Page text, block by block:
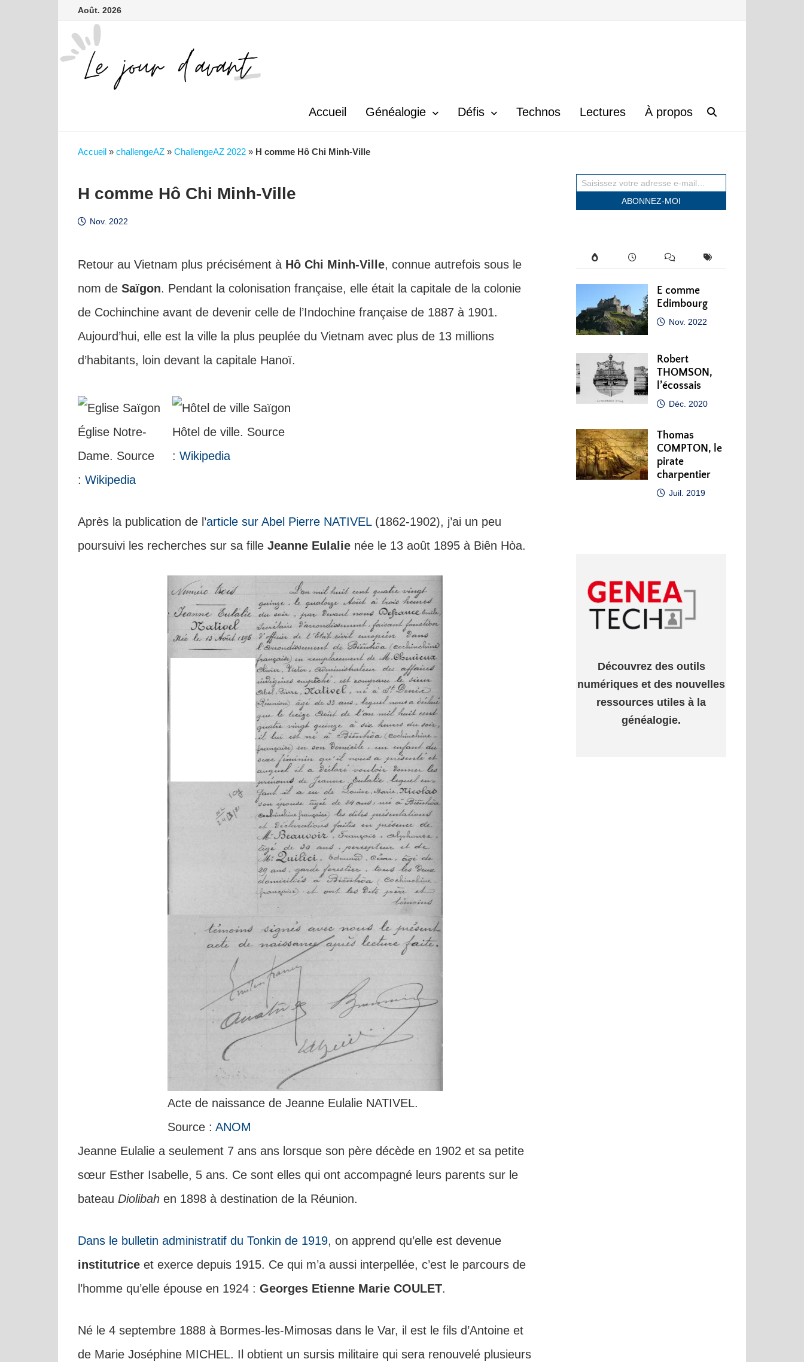
Passer
contenu
Août. 2026
Accueil Généalogie Défis Technos Lectures À propos
Accueil» challengeAZ» ChallengeAZ 2022» H comme Hô Chi Minh-Ville
H comme Hô Chi Minh-Ville
Nov. 2022
Retour au Vietnam plus précisément à Hô Chi Minh-Ville, connue autrefois sous le
nom de Saïgon. Pendant la colonisation française, elle était la capitale de la colonie
de Cochinchine avant de devenir celle de l’Indochine française de 1887 à 1901.
Aujourd’hui, elle est la ville la plus peuplée du Vietnam avec plus de 13 millions
d’habitants, loin devant la capitale Hanoï.
Église Notre-
Dame. Source
: Wikipedia
Hôtel de ville. Source
: Wikipedia
Après la publication de l’article sur Abel Pierre NATIVEL(1862-1902), j’ai un peu
poursuivi les recherches sur sa fille Jeanne Eulalienée le 13 août 1895 à Biên Hòa.
Acte de naissance de Jeanne Eulalie NATIVEL.
Source :ANOM
Jeanne Eulalie a seulement 7 ans ans lorsque son père décède en 1902 et sa petite
sœur Esther Isabelle, 5 ans. Ce sont elles qui ont accompagné leurs parents sur le
bateau Diolibahen 1898 à destination de la Réunion.
Dans le bulletin administratif du Tonkin de 1919, on apprend qu’elle est devenue
institutriceet exerce depuis 1915. Ce qui m’a aussi interpellée, c’est le parcours de
l’homme qu’elle épouse en 1924 : Georges Etienne Marie COULET.
Né le 4 septembre 1888 à Bormes-les-Mimosas dans le Var, il est le fils d’Antoine et
de Marie Joséphine MICHEL. Il obtient un sursis militaire qui sera renouvelé plusieurs
Saisissez votre adresse e-mail…
ABONNEZ-MOI
E comme
Edimbourg
Nov. 2022
Robert
THOMSON,
l’écossais
Déc. 2020
Thomas
COMPTON, le
pirate
charpentier
Juil. 2019
Découvrez des outils
numériques et des nouvelles
ressources utiles à la
généalogie.